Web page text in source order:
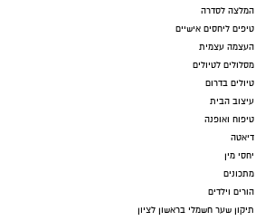
המלצה לסדרה
טיפים ליחסים אישיים
העצמה עצמית
מסלולים לטיולים
טיולים בדרום
עיצוב הבית
טיפוח ואופנה
דיאטה
יחסי מין
מתכונים
הורים וילדים
תיקון שער חשמלי בראשון לציון